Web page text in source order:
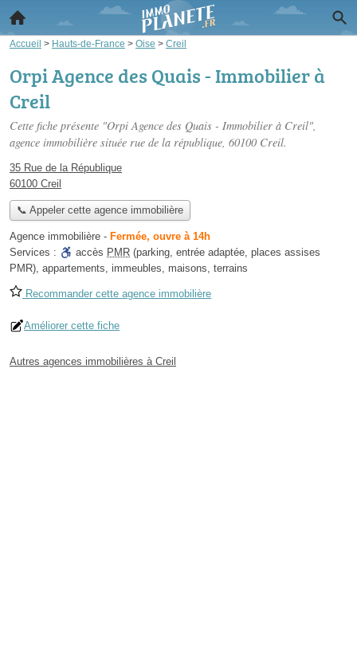
Accueil > Hauts-de-France > Oise > Creil
Orpi Agence des Quais - Immobilier à
Creil
Cette fiche présente "Orpi Agence des Quais - Immobilier à Creil",
agence immobilière située rue de la république, 60100 Creil.
35 Rue de la République
60100 Creil
📞 Appeler cette agence immobilière
Agence immobilière - Fermée, ouvre à 14h
Services :
accès PMR (parking, entrée adaptée, places assises
PMR), appartements, immeubles, maisons, terrains
Recommander cette agence immobilière
Améliorer cette fiche
Autres agences immobilières à Creil